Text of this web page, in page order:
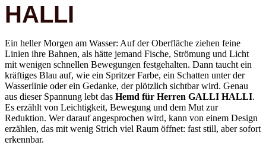
HALLI
Ein heller Morgen am Wasser: Auf der Oberfläche ziehen feine
Linien ihre Bahnen, als hätte jemand Fische, Strömung und Licht
mit wenigen schnellen Bewegungen festgehalten. Dann taucht ein
kräftiges Blau auf, wie ein Spritzer Farbe, ein Schatten unter der
Wasserlinie oder ein Gedanke, der plötzlich sichtbar wird. Genau
aus dieser Spannung lebt das Hemd für Herren GALLI HALLI.
Es erzählt von Leichtigkeit, Bewegung und dem Mut zur
Reduktion. Wer darauf angesprochen wird, kann von einem Design
erzählen, das mit wenig Strich viel Raum öffnet: fast still, aber sofort
erkennbar.